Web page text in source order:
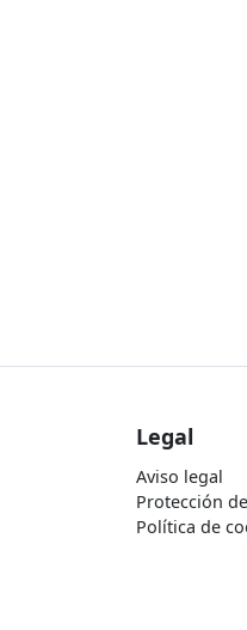
Legal
Aviso legal
Protección
Política de